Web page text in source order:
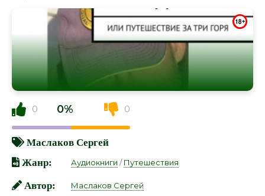
0 0% 0
Маслаков Сергей
Жанр:
Аудиокниги /Путешествия
Автор: Маслаков Сергей